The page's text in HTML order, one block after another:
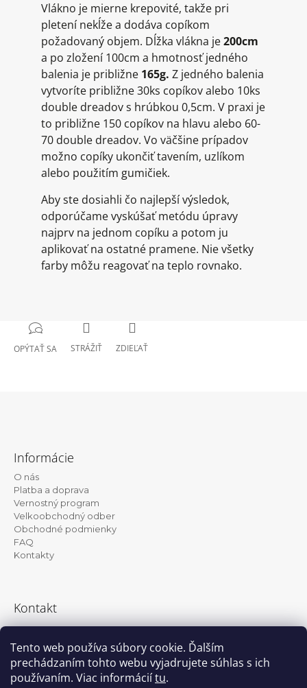
Tento web používa súbory cookie. Ďalším
prechádzaním tohto webu vyjadrujete súhlas s ich
používaním. Viac informáciítu.
Vlákno je mierne krepovité, takže pri
pletení nekĺže a dodáva copíkom
požadovaný objem. Dĺžka vlákna je200cm
a po zložení 100cm a hmotnosť jedného
balenia je približne 165g. Z jedného balenia
vytvoríte približne 30ks copíkov alebo 10ks
double dreadov s hrúbkou 0,5cm. V praxi je
to približne 150 copíkov na hlavu alebo 60-
70 double dreadov. Vo väčšine prípadov
možno copíky ukončiť tavením, uzlíkom
alebo použitím gumičiek.
Aby ste dosiahli čo najlepší výsledok,
odporúčame vyskúšať metódu úpravy
najprv na jednom copíku a potom ju
aplikovať na ostatné pramene. Nie všetky
farby môžu reagovať na teplo rovnako.
OPÝTAŤ SA STRÁŽIŤ ZDIEĽAŤ
Informácie
O nás
Platba a doprava
Vernostný program
Velkoobchodný odber
Obchodné podmienky
FAQ
Kontakty
Kontakt